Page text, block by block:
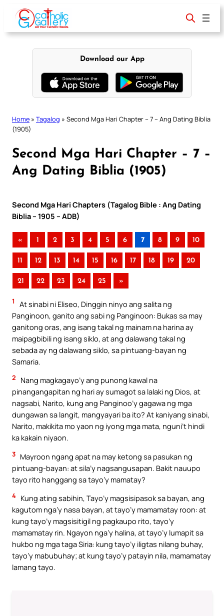
content
Download our App
Home » Tagalog » Second Mga Hari Chapter – 7 – Ang Dating Biblia
(1905)
Second Mga Hari Chapter – 7 –
Ang Dating Biblia (1905)
Second Mga Hari Chapters (Tagalog Bible : Ang Dating
Biblia – 1905 – ADB)
« 1 2 3 4 5 6 7 8 9 10
11 12 13 14 15 16 17 18 19 20
21 22 23 24 25 »
1
At sinabi ni Eliseo, Dinggin ninyo ang salita ng
Panginoon, ganito ang sabi ng Panginoon: Bukas sa may
ganitong oras, ang isang takal ng mainam na harina ay
maipagbibili ng isang siklo, at ang dalawang takal ng
sebada ay ng dalawang siklo, sa pintuang-bayan ng
Samaria.
2
Nang magkagayo’y ang punong kawal na
pinangangapitan ng hari ay sumagot sa lalaki ng Dios, at
nagsabi, Narito, kung ang Panginoo’y gagawa ng mga
dungawan sa langit, mangyayari ba ito? At kaniyang sinabi,
Narito, makikita mo yaon ng iyong mga mata, nguni’t hindi
ka kakain niyaon.
3 Mayroon ngang apat na may ketong sa pasukan ng
pintuang-bayan: at sila’y nagsangusapan. Bakit nauupo
tayo rito hanggang sa tayo’y mamatay?
4 Kung ating sabihin, Tayo’y magsisipasok sa bayan, ang
kagutom nga’y nasa bayan, at tayo’y mamamatay roon: at
kung tayo’y magsisitigil ng pagkaupo rito, tayo’y
mamamatay rin. Ngayon nga’y halina, at tayo’y lumapit sa
hukbo ng mga taga Siria: kung tayo’y iligtas nilang buhay,
tayo’y mabubuhay; at kung tayo’y patayin nila, mamamatay
lamang tayo.